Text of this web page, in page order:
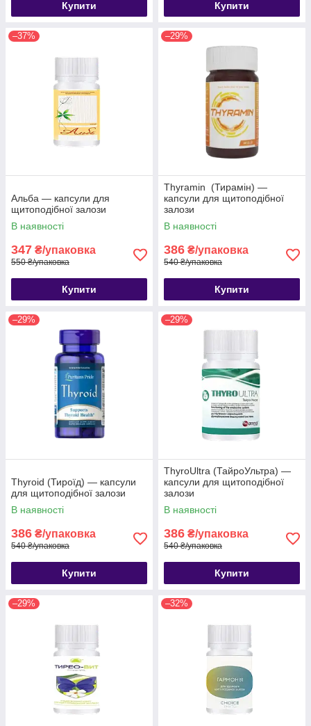
Купити Купити
–37%
Альба — капсули для
щитоподібної залози
В наявності
347 ₴/упаковка
550 ₴/упаковка
Купити
–29%
Thyramin (Тирамін) —
капсули для щитоподібної
залози
В наявності
386 ₴/упаковка
540 ₴/упаковка
Купити
–29%
Thyroid (Тироїд) — капсули
для щитоподібної залози
В наявності
386 ₴/упаковка
540 ₴/упаковка
Купити
–29%
ThyroUltra (ТайроУльтра) —
капсули для щитоподібної
залози
В наявності
386 ₴/упаковка
540 ₴/упаковка
Купити
–29% –32%